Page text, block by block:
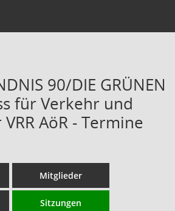
90/DIE GRÜNEN
für Verkehr und
AöR - Termine
Mitglieder
Sitzungen